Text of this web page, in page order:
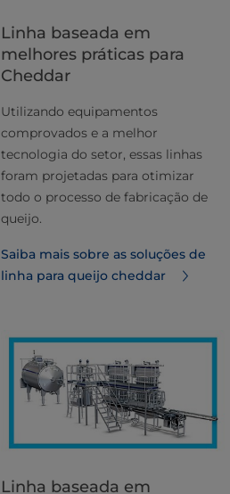
Linha baseada em
melhores práticas para
Cheddar
Utilizando equipamentos
comprovados e a melhor
tecnologia do setor, essas linhas
foram projetadas para otimizar
todo o processo de fabricação de
queijo.
Saiba mais sobre as soluções de
linha para queijo cheddar
Linha baseada em